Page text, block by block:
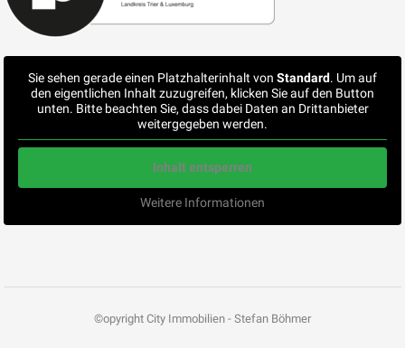
Sie sehen gerade einen Platzhalterinhalt von Standard. Um auf
den eigentlichen Inhalt zuzugreifen, klicken Sie auf den Button
unten. Bitte beachten Sie, dass dabei Daten an Drittanbieter
weitergegeben werden.
Inhalt entsperren
Weitere Informationen
©opyright City Immobilien - Stefan Böhmer